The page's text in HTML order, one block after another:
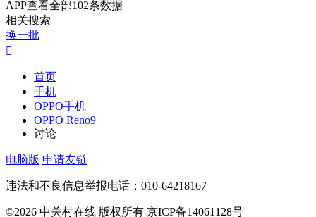
APP查看全部102条数据
相关搜索
换一批

首页
手机
OPPO手机
OPPO Reno9
讨论
电脑版 申请友链
违法和不良信息举报电话：010-64218167
©2026 中关村在线 版权所有 京ICP备14061128号